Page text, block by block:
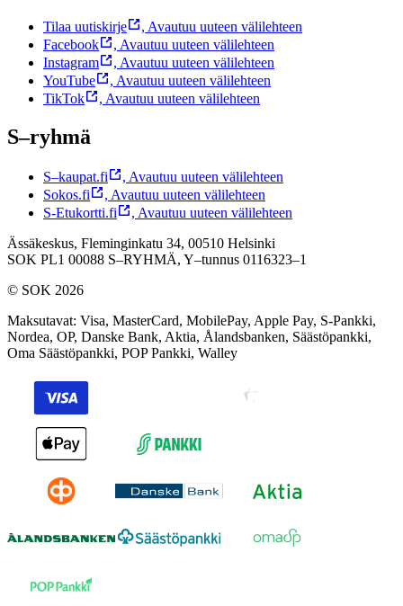
Tilaa uutiskirje , Avautuu uuteen välilehteen
Facebook
, Avautuu uuteen välilehteen
Instagram
, Avautuu uuteen välilehteen
YouTube
, Avautuu uuteen välilehteen
TikTok
, Avautuu uuteen välilehteen
S–ryhmä
S–kaupat.fi , Avautuu uuteen välilehteen
Sokos.fi
, Avautuu uuteen välilehteen
S-Etukortti.fi
, Avautuu uuteen välilehteen
Ässäkeskus, Fleminginkatu 34, 00510 Helsinki
SOK PL1 00088 S–RYHMÄ, Y–tunnus 0116323–1
© SOK 2026
Maksutavat: Visa, MasterCard, MobilePay, Apple Pay, S-Pankki,
Nordea, OP, Danske Bank, Aktia, Ålandsbanken, Säästöpankki,
Oma Säästöpankki, POP Pankki, Walley